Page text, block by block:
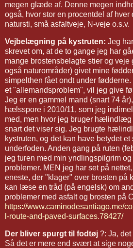
megen glæde af. Denne megen
også, hvor stor en procentdel af hver
natursti, små asfaltveje, N-veje o.s.v.
Vejbelægning på kystruten: Jeg
skrevet om, at de to gange jeg har
mange brostensbelagte stier og veje
også naturområder) givet mine
simpelthen fået ondt under fødderne.
et "allemandsproblem", vil jeg give
Jeg er en gammel mand (snart 74
hælsspore i 2010/11, som jeg
med, men hvor jeg bruger hælindlæg
snart det viser sig. Jeg brugte
kystruten, og det kan have betydet et
underfoden. Anden gang på ruten
jeg turen med min yndlingspilgrim
problemer. MEN jeg har set på
eneste, der "klager" over brosten på
kan læse en tråd (på engelsk) om
problemer med asfalt og brosten på
https://www.caminodesantiago.me/
l-route-and-paved-surfaces.78427/
Der bliver spurgt til fodtøj ?: Ja,
Så det er mere end svært at sige